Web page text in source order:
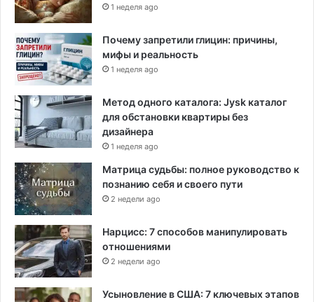
1 неделя ago
Почему запретили глицин: причины,
мифы и реальность
1 неделя ago
Метод одного каталога: Jysk каталог
для обстановки квартиры без
дизайнера
1 неделя ago
Матрица судьбы: полное руководство к
познанию себя и своего пути
2 недели ago
Нарцисс: 7 способов манипулировать
отношениями
2 недели ago
Усыновление в США: 7 ключевых этапов